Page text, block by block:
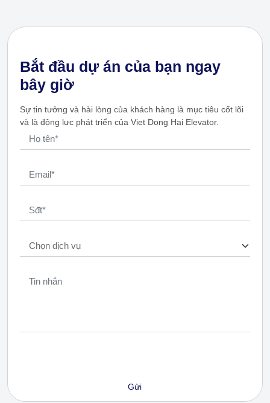
Bắt đầu dự án của bạn ngay
bây giờ
Sự tin tưởng và hài lòng của khách hàng là mục tiêu cốt lõi
và là động lực phát triển của Viet Dong Hai Elevator.